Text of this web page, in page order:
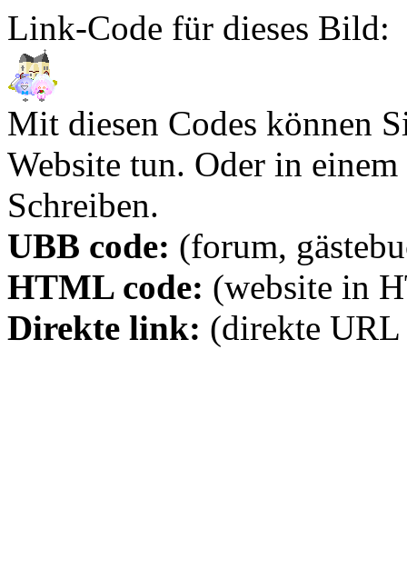
Link-Code für dieses Bild:
Mit diesen Codes können
Website tun. Oder in
Schreiben.
UBB code: (forum,
HTML code: (website in
Direkte link: (direkte